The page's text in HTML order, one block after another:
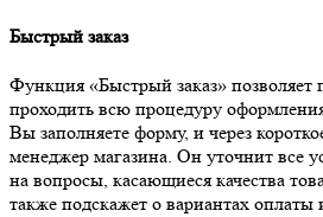
Быстрый заказ
Функция «Быстрый заказ» позволяет
проходить всю процедуру оформления
Вы заполняете форму, и через
менеджер магазина. Он уточнит все
на вопросы, касающиеся качества
также подскажет о вариантах оплаты